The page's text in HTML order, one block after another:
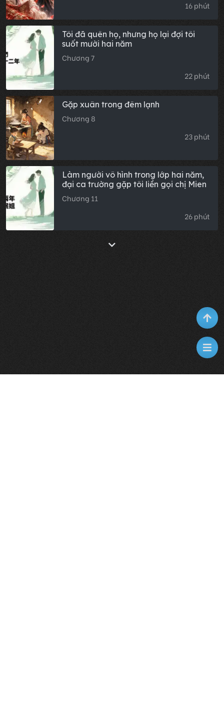
16 phút
Tôi đã quên họ, nhưng họ lại đợi tôi
suốt mười hai năm
Chương 7
22 phút
Gặp xuân trong đêm lạnh
Chương 8
23 phút
Làm người vô hình trong lớp hai năm,
đại ca trường gặp tôi liền gọi chị Mien
Chương 11
26 phút